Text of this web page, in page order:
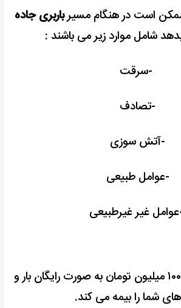
است در هنگام مسیرباربری جاده
شامل موارد زیر می باشند :
-سرقت
-تصادف
-آتش سوزی
-عوامل طبیعی
غیر غیرطبیعی
شرکت ما تا سقف ۱۰۰ میلیون تومان به صورت رایگان بار و
های شما را بیمه می کند.